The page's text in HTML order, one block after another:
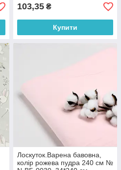
103,35 ₴
Купити
Лоскуток.Варена бавовна,
колір рожева пудра 240 см №